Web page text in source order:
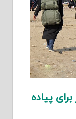
پیاده